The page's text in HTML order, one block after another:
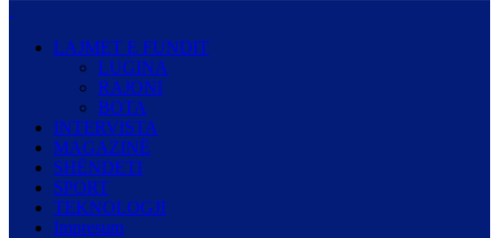
LAJMET E FUNDIT
LUGINA
RAJONI
BOTA
INTERVISTA
MAGAZINË
SHËNDETI
SPORT
TEKNOLOGJI
Impresum